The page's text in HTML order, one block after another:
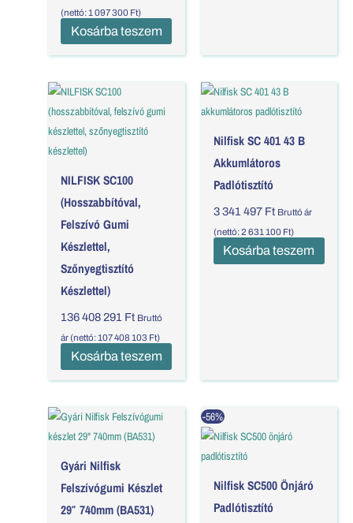
(nettó:1 097 300 Ft)
Kosárba teszem
NILFISK SC100
(hosszabbítóval,
Felszívó Gumi
Készlettel,
Szőnyegtisztító
Készlettel)
136 408 291 Ft Bruttó
ár (nettó:107 408 103 Ft)
Kosárba teszem
Nilfisk SC 401 43 B
Akkumlátoros
Padlótisztító
3 341 497 Ft Bruttó ár
(nettó:2 631 100 Ft)
Kosárba teszem
Gyári Nilfisk
Felszívógumi Készlet
29″ 740mm (BA531)
-56%
Nilfisk SC500 Önjáró
Padlótisztító
was:
627 Ft.
is:
2
730 Ft.